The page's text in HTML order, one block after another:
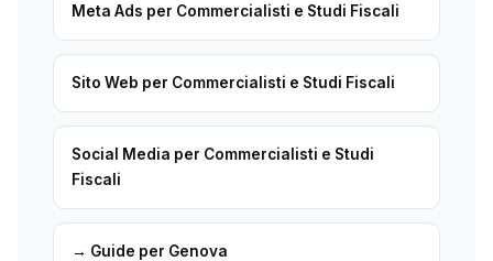
Meta Ads per Commercialisti e Studi Fiscali
Sito Web per Commercialisti e Studi Fiscali
Social Media per Commercialisti e Studi
Fiscali
→ Guide per Genova